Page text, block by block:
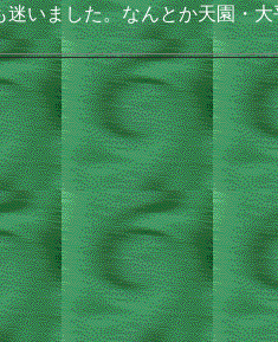
いました。なんとか天園・